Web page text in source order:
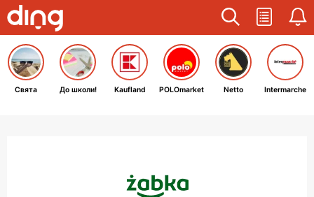
Свята До школи! Kaufland POLOmarket Netto Intermarche